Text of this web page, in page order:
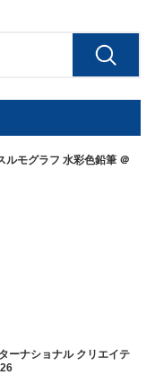
ルモグラフ 水彩色鉛筆 ＠
ーナショナル クリエイテ